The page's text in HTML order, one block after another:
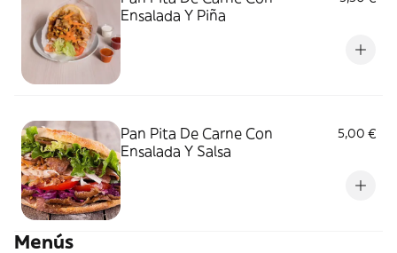
Ensalada Y Piña
Pan Pita De Carne Con
Ensalada Y Salsa
5,00 €
Menús